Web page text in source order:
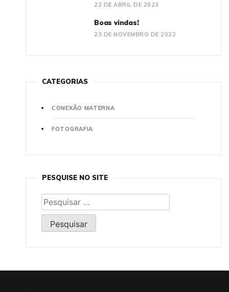
22 DE ABRIL DE 2023
Boas vindas!
23 DE NOVEMBRO DE 2022
CATEGORIAS
CONEXÃO MATERNA
FOTOGRAFIA
PESQUISE NO SITE